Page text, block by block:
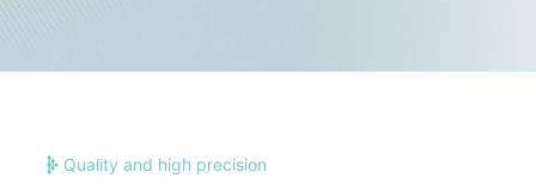
Quality and high precision